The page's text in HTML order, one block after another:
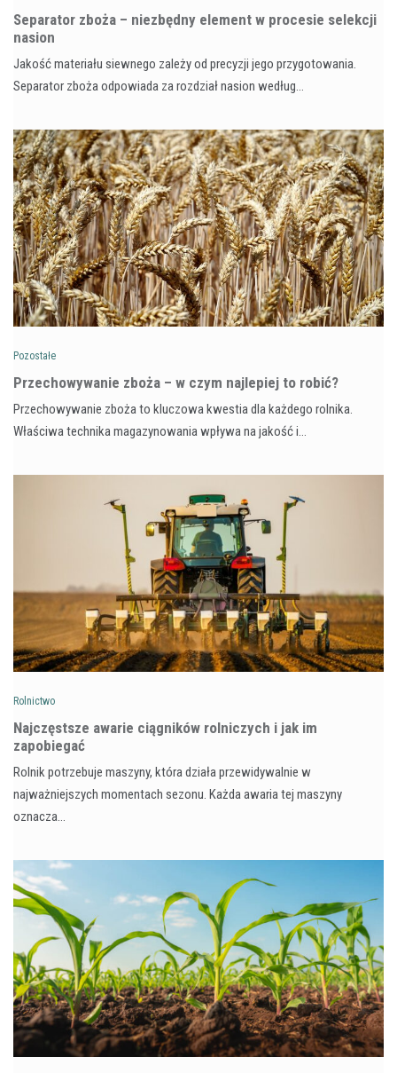
Separator zboża – niezbędny element w procesie selekcji
nasion
Jakość materiału siewnego zależy od precyzji jego przygotowania.
Separator zboża odpowiada za rozdział nasion według…
Pozostałe
Przechowywanie zboża – w czym najlepiej to robić?
Przechowywanie zboża to kluczowa kwestia dla każdego rolnika.
Właściwa technika magazynowania wpływa na jakość i…
Rolnictwo
Najczęstsze awarie ciągników rolniczych i jak im
zapobiegać
Rolnik potrzebuje maszyny, która działa przewidywalnie w
najważniejszych momentach sezonu. Każda awaria tej maszyny
oznacza…